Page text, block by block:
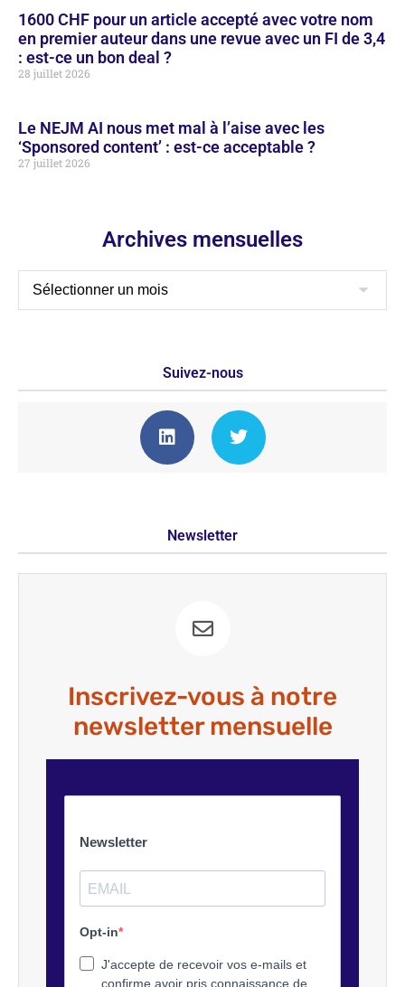
1600 CHF pour un article accepté avec votre nom
en premier auteur dans une revue avec un FI de 3,4
: est-ce un bon deal ?
28 juillet 2026
Le NEJM AI nous met mal à l’aise avec les
‘Sponsored content’ : est-ce acceptable ?
27 juillet 2026
Archives mensuelles
Suivez-nous
Newsletter
Inscrivez-vous à notre
newsletter mensuelle